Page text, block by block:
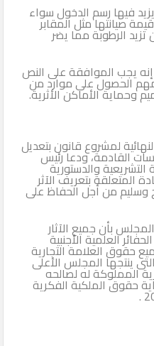
فيها رسم الدخول سواء
صيانتها مثل المقابر
تزيد الرطوبة مما يضر
يجب الموافقة على النص
الحصول على موارد من
وحماية الأماكن الأثرية.
لمشروع قانون بتعديل
القادمة، ودعا رئيس
والدستورية
المتعلقة بتعريف الآثر
وسليم من أجل الحفاظ على
بأن جميع الآثار
العلمية الأجنبية
حقوق العلامة التجارية
ينتجها المجلس الأعلى
المملوكة له لصالحه
حقوق الملكية الفكرية